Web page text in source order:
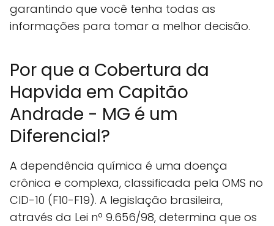
garantindo que você tenha todas as
informações para tomar a melhor decisão.
Por que a Cobertura da
Hapvida em Capitão
Andrade - MG é um
Diferencial?
A dependência química é uma doença
crônica e complexa, classificada pela OMS no
CID-10 (F10-F19). A legislação brasileira,
através da Lei nº 9.656/98, determina que os